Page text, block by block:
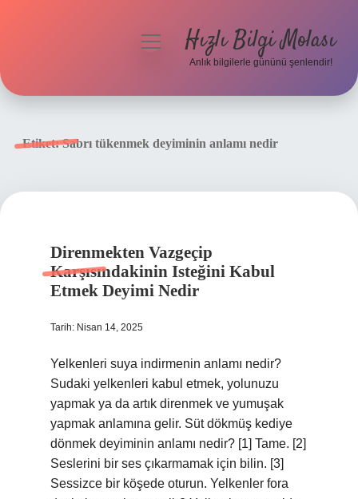
menüyüHızlı Bilgi Molası
Anlık bilgilerle gününü şenlendir!
Etiket:Sabrı tükenmek deyiminin anlamı nedir
Direnmekten Vazgeçip
Karşısındakinin Isteğini Kabul
Etmek Deyimi Nedir
Tarih: Nisan 14, 2025
Yelkenleri suya indirmenin anlamı nedir?
Sudaki yelkenleri kabul etmek, yolunuzu
yapmak ya da artık direnmek ve yumuşak
yapmak anlamına gelir. Süt dökmüş kediye
dönmek deyiminin anlamı nedir? [1] Tame. [2]
Seslerini bir ses çıkarmamak için bilin. [3]
Sessizce bir köşede oturun. Yelkenler fora